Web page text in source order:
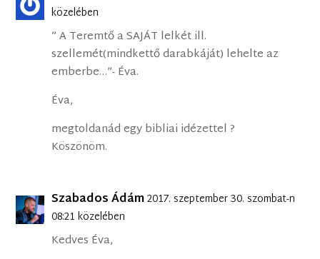
közelében
” A Teremtő a SAJÁT lelkét ill.
szellemét(mindkettő darabkáját) lehelte az
emberbe…”- Éva.
Éva,
megtoldanád egy bibliai idézettel ?
Köszönöm.
Szabados Ádám2017. szeptember 30. szombat-n
08:21 közelében
Kedves Éva,